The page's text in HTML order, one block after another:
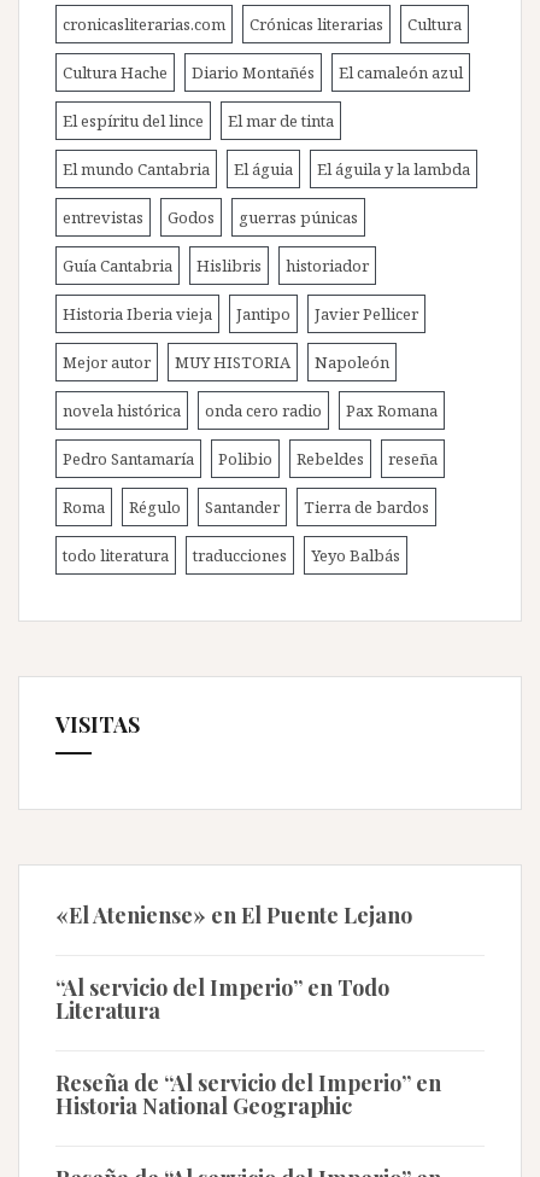
cronicasliterarias.com Crónicas literarias Cultura
Cultura Hache Diario Montañés El camaleón azul
El espíritu del lince El mar de tinta
El mundo Cantabria El águia El águila y la lambda
entrevistas Godos guerras púnicas
Guía Cantabria Hislibris historiador
Historia Iberia vieja Jantipo Javier Pellicer
Mejor autor MUY HISTORIA Napoleón
novela histórica onda cero radio Pax Romana
Pedro Santamaría Polibio Rebeldes reseña
Roma Régulo Santander Tierra de bardos
todo literatura traducciones Yeyo Balbás
VISITAS
«El Ateniense» en El Puente Lejano
“Al servicio del Imperio” en Todo
Literatura
Reseña de “Al servicio del Imperio” en
Historia National Geographic